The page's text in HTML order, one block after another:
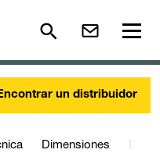
un distribuidor
Dimensiones